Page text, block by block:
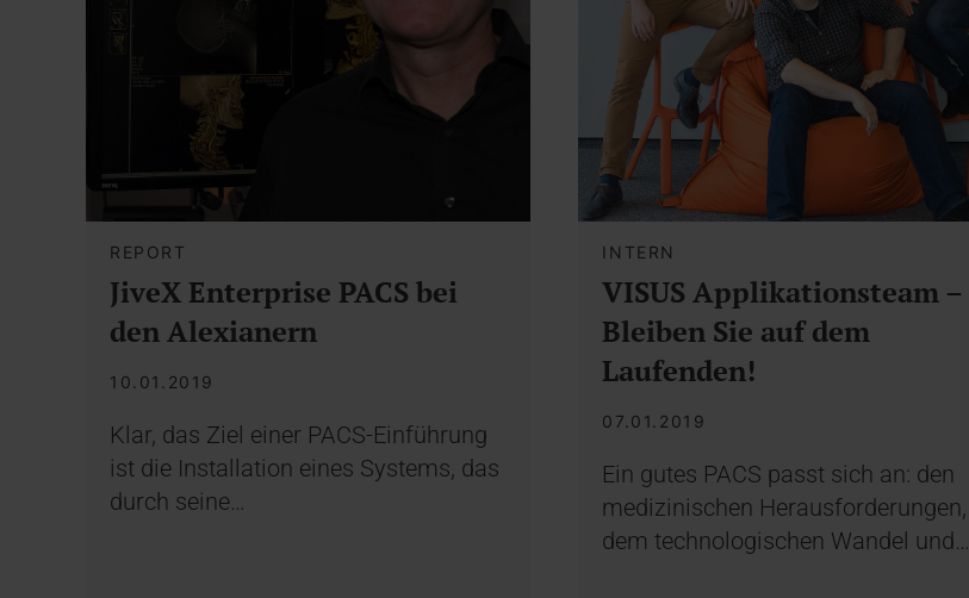
REPORT
JiveX Enterprise PACS bei
den Alexianern
10.01.2019
Klar, das Ziel einer PACS-Einführung
ist die Installation eines Systems, das
durch seine…
INTERN
VISUS Applikationsteam –
Bleiben Sie auf dem
Laufenden!
07.01.2019
Ein gutes PACS passt sich an: den
medizinischen Herausforderungen,
dem technologischen Wandel und…